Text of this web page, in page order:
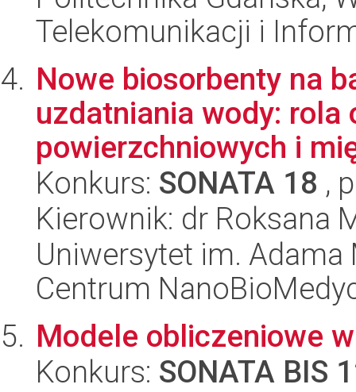
Telekomunikacji i
Nowe biosorbenty na
uzdatniania wody: rola
powierzchniowych i
Konkurs: SONATA 18 ,
Kierownik: dr Roksana
Uniwersytet im.
Centrum
Modele obliczeniowe
Konkurs: SONATA BIS